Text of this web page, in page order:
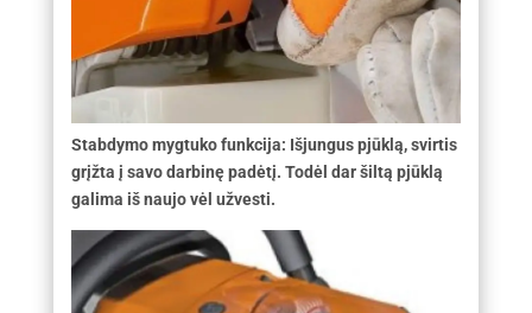
Stabdymo mygtuko funkcija: Išjungus pjūklą, svirtis
grįžta į savo darbinę padėtį. Todėl dar šiltą pjūklą
galima iš naujo vėl užvesti.